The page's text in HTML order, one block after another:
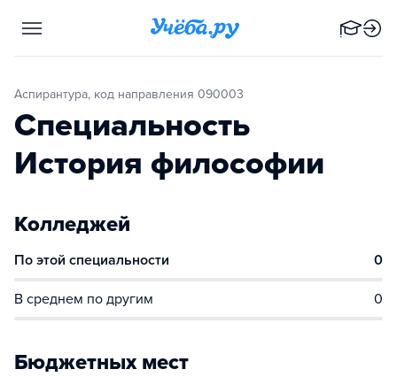
Аспирантура, код направления 090003
Специальность
История философии
Колледжей
По этой специальности 0
В среднем по другим 0
Бюджетных мест